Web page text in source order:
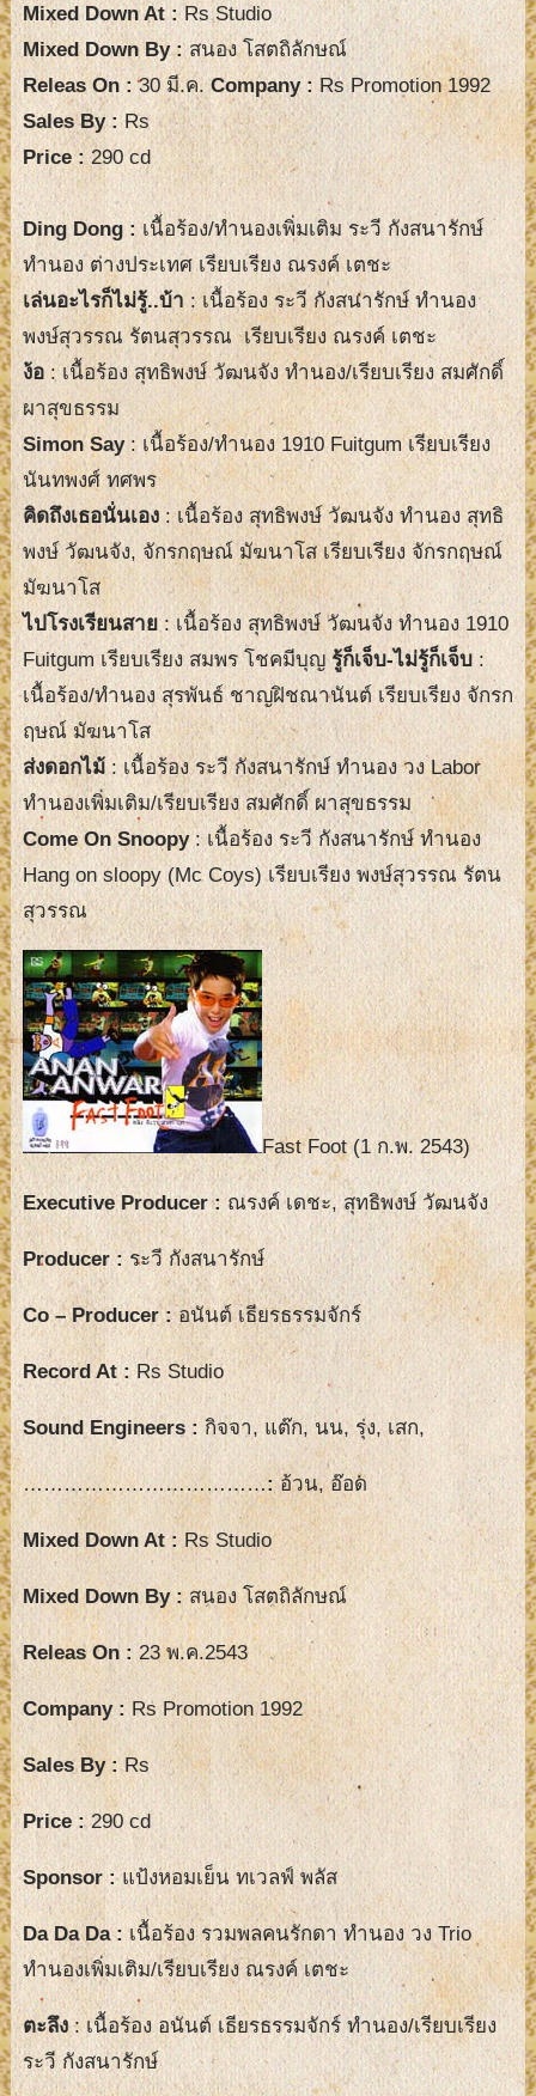
Mixed Down At :Rs Studio
Mixed Down By :สนอง โสตถิลักษณ์
Releas On :30 มี.ค.Company :Rs Promotion 1992
Sales By : Rs
Price :290 cd
Ding Dong:เนื้อร้อง/ทำนองเพิ่มเติม ระวี กังสนารักษ์
ทำนอง ต่างประเทศ เรียบเรียง ณรงค์ เตชะ
เล่นอะไรก็ไม่รู้..บ้า: เนื้อร้อง ระวี กังสนารักษ์ ทำนอง
พงษ์สุวรรณ รัตนสุวรรณ เรียบเรียง ณรงค์ เตชะ
ง้อ: เนื้อร้อง สุทธิพงษ์ วัฒนจัง ทำนอง/เรียบเรียง สมศักดิ์
ผาสุขธรรม
Simon Say : เนื้อร้อง/ทำนอง 1910 Fuitgum เรียบเรียง
นันทพงศ์ ทศพร
คิดถึงเธอนั่นเอง: เนื้อร้อง สุทธิพงษ์ วัฒนจัง ทำนอง สุทธิ
พงษ์ วัฒนจัง, จักรกฤษณ์ มัฆนาโส เรียบเรียง จักรกฤษณ์
มัฆนาโส
ไปโรงเรียนสาย: เนื้อร้อง สุทธิพงษ์ วัฒนจัง ทำนอง 1910
Fuitgum เรียบเรียง สมพร โชคมีบุญ รู้ก็เจ็บ-ไม่รู้ก็เจ็บ :
เนื้อร้อง/ทำนอง สุรพันธ์ ชาญฝิชณานันต์ เรียบเรียง จักรก
ฤษณ์ มัฆนาโส
ส่งดอกไม้: เนื้อร้อง ระวี กังสนารักษ์ ทำนอง วง Labor
ทำนองเพิ่มเติม/เรียบเรียง สมศักดิ์ ผาสุขธรรม
Come On Snoopy: เนื้อร้อง ระวี กังสนารักษ์ ทำนอง
Hang on sloopy (Mc Coys) เรียบเรียง พงษ์สุวรรณ รัตน
สุวรรณ
Fast Foot (1 ก.พ. 2543)
Executive Producer :ณรงค์ เดชะ, สุทธิพงษ์ วัฒนจัง
Producer :ระวี กังสนารักษ์
Co – Producer :อนันต์ เธียรธรรมจักร์
Record At :Rs Studio
Sound Engineers :กิจจา, แต๊ก, นน, รุ่ง, เสก,
………………………………:อ้วน, อ๊อด
Mixed Down At :Rs Studio
Mixed Down By :สนอง โสตถิลักษณ์
Releas On : 23 พ.ค.2543
Company :Rs Promotion 1992
Sales By : Rs
Price :290 cd
Sponsor :แป้งหอมเย็น ทเวลฟ์ พลัส
Da Da Da:เนื้อร้อง รวมพลคนรักดา ทำนอง วง Trio
ทำนองเพิ่มเติม/เรียบเรียง ณรงค์ เตชะ
ตะลึง: เนื้อร้อง อนันต์ เธียรธรรมจักร์ ทำนอง/เรียบเรียง
ระวี กังสนารักษ์